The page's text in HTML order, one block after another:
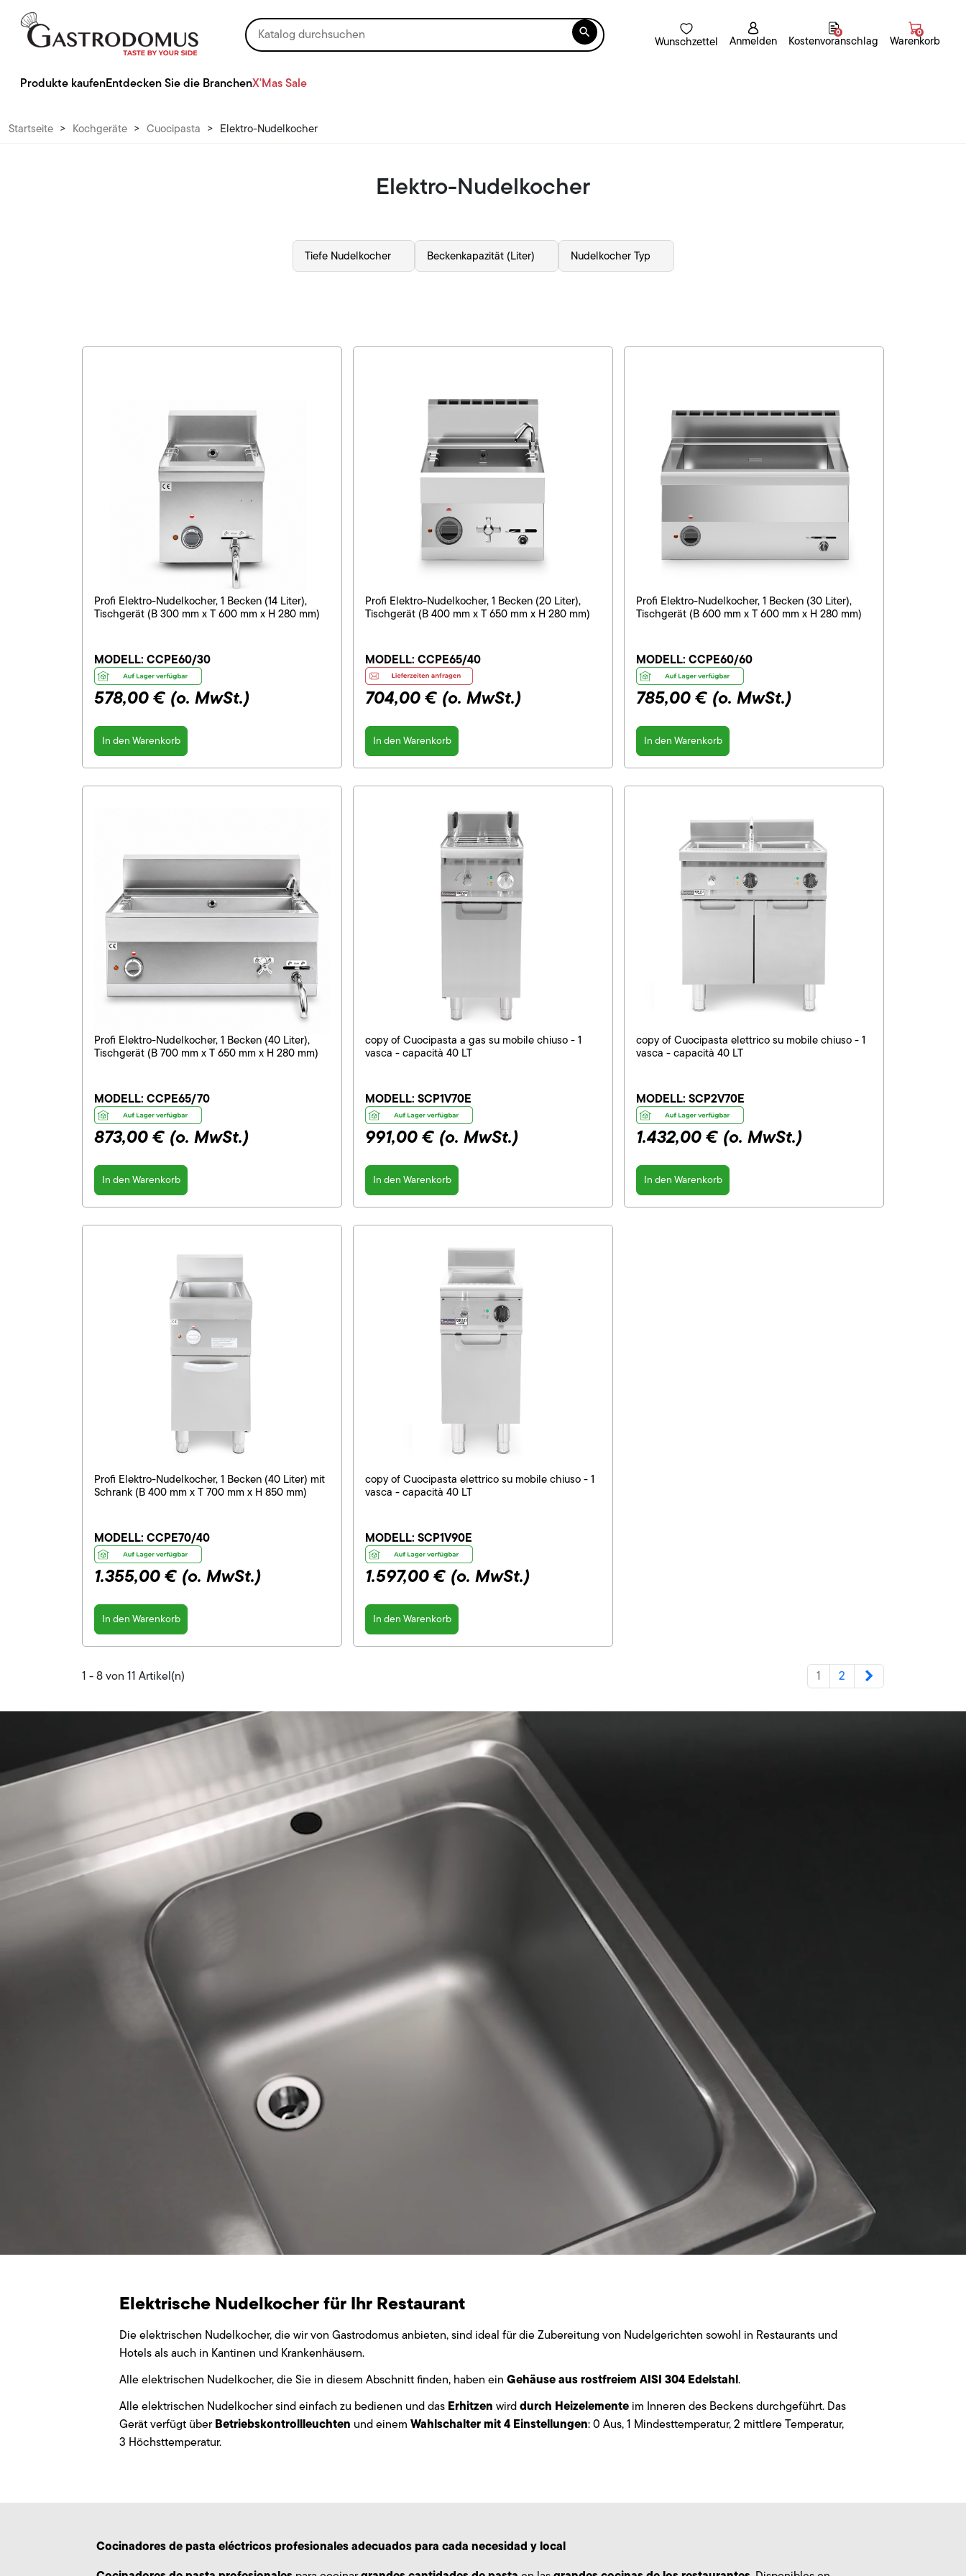

Wunschzettel Anmelden Kostenvoranschlag
0
Warenkorb
0
Produkte kaufenEntdecken Sie die BranchenX'Mas Sale
Startseite > Kochgeräte > Cuocipasta > Elektro-Nudelkocher
Elektro-Nudelkocher
Tiefe Nudelkocher Beckenkapazität (Liter) Nudelkocher Typ
Profi Elektro-Nudelkocher, 1 Becken (14 Liter),
Tischgerät (B 300 mm x T 600 mm x H 280 mm)
MODELL: CCPE60/30
578,00 € (o. MwSt.)
In den Warenkorb
Profi Elektro-Nudelkocher, 1 Becken (20 Liter),
Tischgerät (B 400 mm x T 650 mm x H 280 mm)
MODELL: CCPE65/40
704,00 € (o. MwSt.)
In den Warenkorb
Profi Elektro-Nudelkocher, 1 Becken (30 Liter),
Tischgerät (B 600 mm x T 600 mm x H 280 mm)
MODELL: CCPE60/60
785,00 € (o. MwSt.)
In den Warenkorb
Profi Elektro-Nudelkocher, 1 Becken (40 Liter),
Tischgerät (B 700 mm x T 650 mm x H 280 mm)
MODELL: CCPE65/70
873,00 € (o. MwSt.)
In den Warenkorb
copy of Cuocipasta a gas su mobile chiuso - 1
vasca - capacità 40 LT
MODELL: SCP1V70E
991,00 € (o. MwSt.)
In den Warenkorb
copy of Cuocipasta elettrico su mobile chiuso - 1
vasca - capacità 40 LT
MODELL: SCP2V70E
1.432,00 € (o. MwSt.)
In den Warenkorb
Profi Elektro-Nudelkocher, 1 Becken (40 Liter) mit
Schrank (B 400 mm x T 700 mm x H 850 mm)
MODELL: CCPE70/40
1.355,00 € (o. MwSt.)
In den Warenkorb
copy of Cuocipasta elettrico su mobile chiuso - 1
vasca - capacità 40 LT
MODELL: SCP1V90E
1.597,00 € (o. MwSt.)
In den Warenkorb
1 - 8 von 11 Artikel(n) 1 2
Elektrische Nudelkocher für Ihr Restaurant
Die elektrischen Nudelkocher, die wir von Gastrodomus anbieten, sind ideal für die Zubereitung von Nudelgerichten sowohl in Restaurants und
Hotels als auch in Kantinen und Krankenhäusern.
Alle elektrischen Nudelkocher, die Sie in diesem Abschnitt finden, haben ein Gehäuse aus rostfreiem AISI 304 Edelstahl.
Alle elektrischen Nudelkocher sind einfach zu bedienen und das Erhitzen wirddurch Heizelemente im Inneren des Beckens durchgeführt. Das
Gerät verfügt überBetriebskontrollleuchten und einem Wahlschalter mit 4 Einstellungen: 0 Aus, 1 Mindesttemperatur, 2 mittlere Temperatur,
3 Höchsttemperatur.
Cocinadores de pasta eléctricos profesionales adecuados para cada necesidad y local